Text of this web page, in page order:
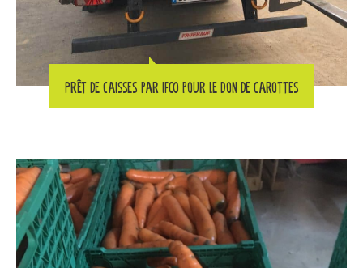
Prêt de caisses par IFCO pour le don de carottes